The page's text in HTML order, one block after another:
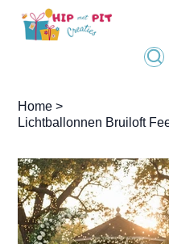
Home >